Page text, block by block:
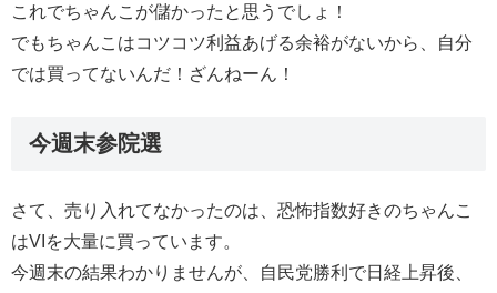
これでちゃんこが儲かったと思うでしょ！
でもちゃんこはコツコツ利益あげる余裕がないから、自分
では買ってないんだ！ざんねーん！
今週末参院選
さて、売り入れてなかったのは、恐怖指数好きのちゃんこ
はVIを大量に買っています。
今週末の結果わかりませんが、自民党勝利で日経上昇後、